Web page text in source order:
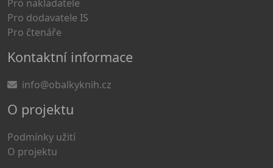
Pro nakladatele
Pro dodavatele IS
Pro čtenáře
Kontaktní informace
info@obalkyknih.cz
O projektu
Podmínky užití
O projektu